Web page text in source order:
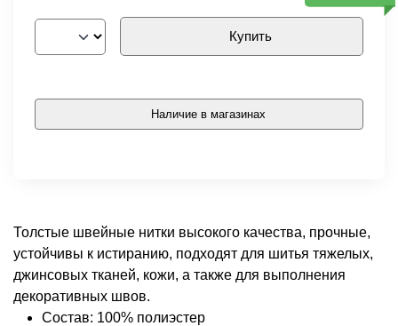
Купить
Наличие в магазинах
Толстые швейные нитки высокого качества, прочные,
устойчивы к истиранию, подходят для шитья тяжелых,
джинсовых тканей, кожи, а также для выполнения
декоративных швов.
Состав: 100% полиэстер